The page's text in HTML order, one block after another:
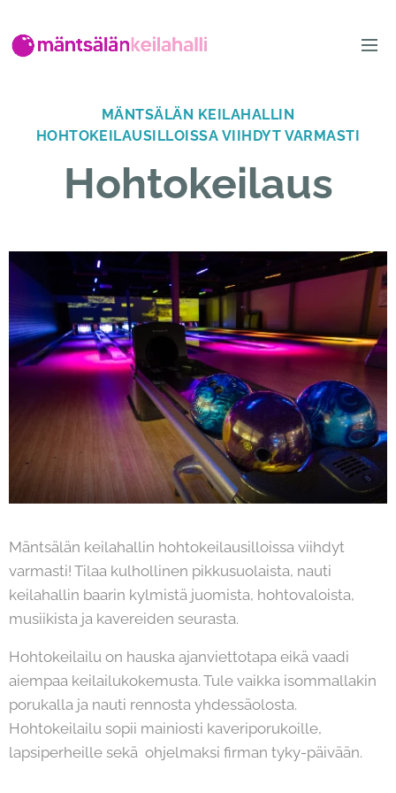
MÄNTSÄLÄN KEILAHALLIN
HOHTOKEILAUSILLOISSA VIIHDYT VARMASTI
Hohtokeilaus
Mäntsälän keilahallin hohtokeilausilloissa viihdyt
varmasti! Tilaa kulhollinen pikkusuolaista, nauti
keilahallin baarin kylmistä juomista, hohtovaloista,
musiikista ja kavereiden seurasta.
Hohtokeilailu on hauska ajanviettotapa eikä vaadi
aiempaa keilailukokemusta. Tule vaikka isommallakin
porukalla ja nauti rennosta yhdessäolosta.
Hohtokeilailu sopii mainiosti kaveriporukoille,
lapsiperheille sekä ohjelmaksi firman tyky-päivään.